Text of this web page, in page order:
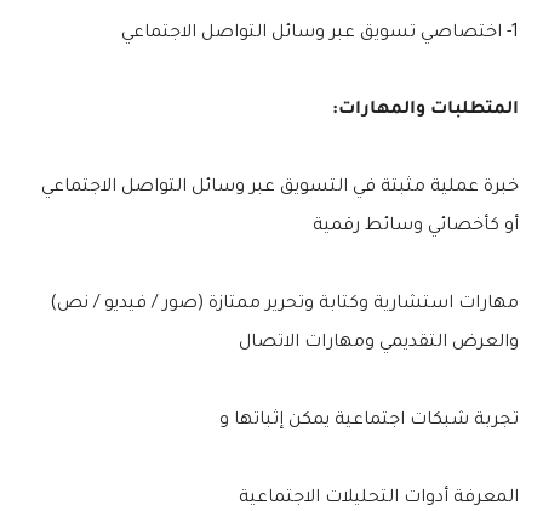
1- اختصاصي تسويق عبر وسائل التواصل الاجتماعي
المتطلبات والمهارات:
خبرة عملية مثبتة في التسويق عبر وسائل التواصل الاجتماعي
أو كأخصائي وسائط رقمية
مهارات استشارية وكتابة وتحرير ممتازة (صور / فيديو / نص)
والعرض التقديمي ومهارات الاتصال
تجربة شبكات اجتماعية يمكن إثباتها و
المعرفة أدوات التحليلات الاجتماعية